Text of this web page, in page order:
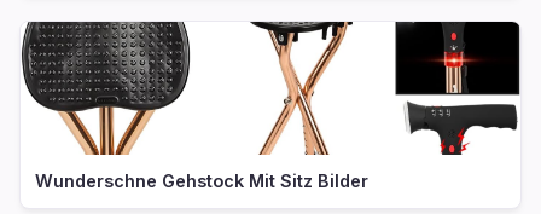
Wunderschne Gehstock Mit Sitz Bilder